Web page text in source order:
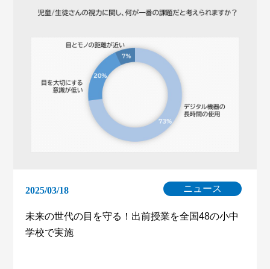
2025/03/18 ニュース
未来の世代の目を守る！出前授業を全国48の小中
学校で実施